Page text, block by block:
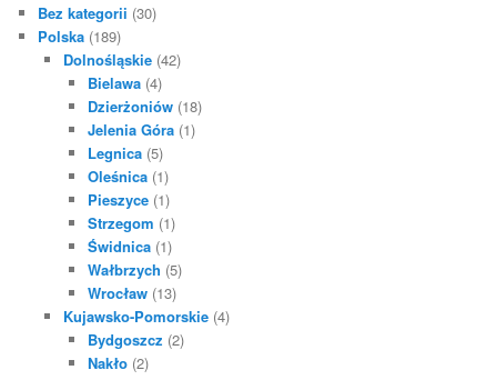
Bez kategorii (30)
Polska (189)
Dolnośląskie(42)
Bielawa (4)
Dzierżoniów (18)
Jelenia Góra (1)
Legnica (5)
Oleśnica (1)
Pieszyce (1)
Strzegom (1)
Świdnica (1)
Wałbrzych (5)
Wrocław (13)
Kujawsko-Pomorskie(4)
Bydgoszcz (2)
Nakło (2)